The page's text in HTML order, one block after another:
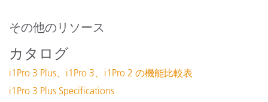
使用可能なディスク領域
キャリブレーション
i1Profiler (i1Publish) v3.8.5
i1Profiler (i1Publish) v3.7.1
X-Rite Device Services v3.0.150 (Mac Only)
X-Rite Device Services v3.1.133 (PC Only)
その他のリソース
カタログ
i1Pro 3 Plus、i1Pro 3、i1Pro 2 の機能比較表
i1Pro 3 Plus Specifications